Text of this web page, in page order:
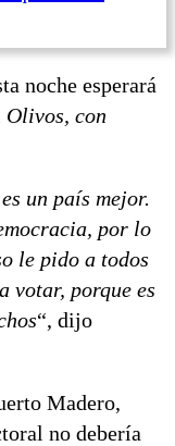
noche esperará
Olivos, con
un país mejor.
por lo
le pido a todos
votar, porque es
“, dijo
Madero,
no debería